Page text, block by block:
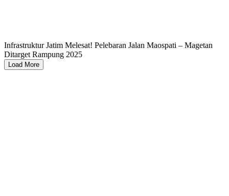
Infrastruktur Jatim Melesat! Pelebaran Jalan Maospati – Magetan
Ditarget Rampung 2025
Load More